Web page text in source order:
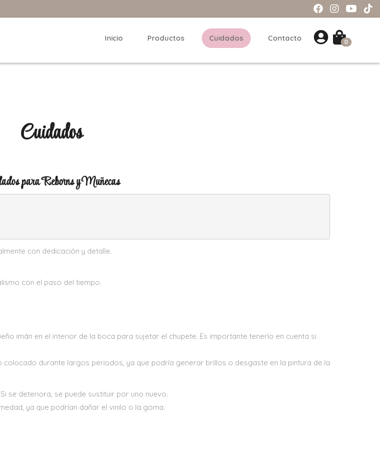
0
Inicio Productos Cuidados Contacto
Cuidados
para Reborns y Muñecas
con dedicación y detalle.
con el paso del tiempo.
imán en el interior de la boca para sujetar el chupete. Es importante tenerlo en cuenta si
colocado durante largos periodos, ya que podría generar brillos o desgaste en la pintura de la
se deteriora, se puede sustituir por uno nuevo.
ya que podrían dañar el vinilo o la goma.